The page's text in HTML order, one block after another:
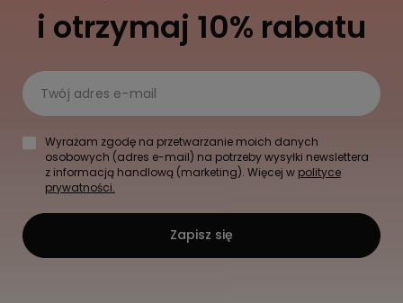
i otrzymaj 10% rabatu
Twój adres e-mail
Wyrażam zgodę na przetwarzanie moich danych
osobowych (adres e-mail) na potrzeby wysyłki newslettera
z informacją handlową (marketing). Więcej w polityce
prywatności.
Zapisz się